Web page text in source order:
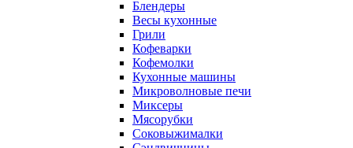
Блендеры
Весы кухонные
Грили
Кофеварки
Кофемолки
Кухонные машины
Микроволновые печи
Миксеры
Мясорубки
Соковыжималки